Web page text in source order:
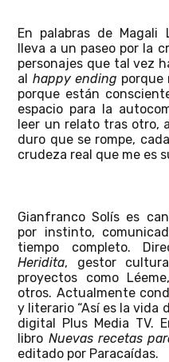
En palabras de Magali
lleva a un paseo por la
personajes que tal vez
al happy ending porque
porque están
espacio para la
leer un relato tras otro,
duro que se rompe,
crudeza real que me es
Gianfranco Solís es
por instinto,
tiempo completo.
Heridita, gestor
proyectos como
otros. Actualmente
y literario “Así es la vida
digital Plus Media TV.
libro Nuevas recetas
editado por Paracaídas.